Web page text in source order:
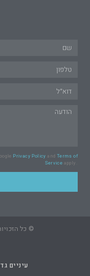
Privacy Policy and Terms of
Service apply.
© כל
עיניים